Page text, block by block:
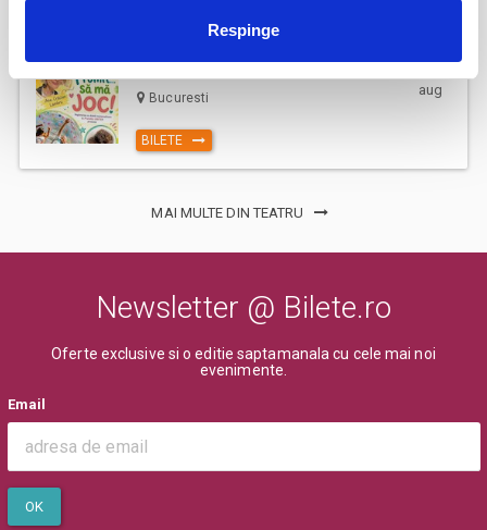
Respinge
Promit să mă joc!
Bucuresti
BILETE
15
aug
MAI MULTE DIN TEATRU
Newsletter @ Bilete.ro
Oferte exclusive si o editie saptamanala cu cele mai noi
evenimente.
Email
OK